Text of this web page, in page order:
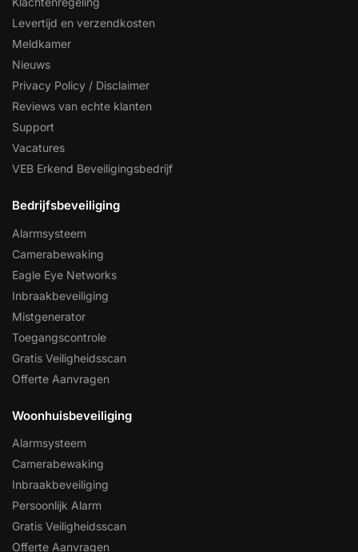
Levertijd en verzendkosten
Meldkamer
Nieuws
Privacy Policy / Disclaimer
Reviews van echte klanten
Support
Vacatures
VEB Erkend Beveiligingsbedrijf
Bedrijfsbeveiliging
Alarmsysteem
Camerabewaking
Eagle Eye Networks
Inbraakbeveiliging
Mistgenerator
Toegangscontrole
Gratis Veiligheidsscan
Offerte Aanvragen
Woonhuisbeveiliging
Alarmsysteem
Camerabewaking
Inbraakbeveiliging
Persoonlijk Alarm
Gratis Veiligheidsscan
Offerte Aanvragen